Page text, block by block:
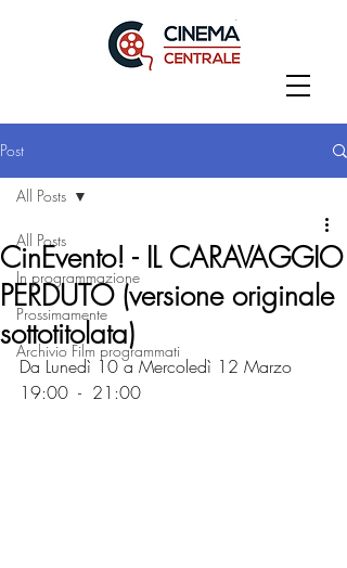
Post
All Posts
In programmazione
Prossimamente
Archivio Film programmati
All Posts
CinEvento! - IL CARAVAGGIO
PERDUTO (versione originale
sottotitolata)
Da Lunedì 10 a Mercoledì 12 Marzo
19:00  -  21:00